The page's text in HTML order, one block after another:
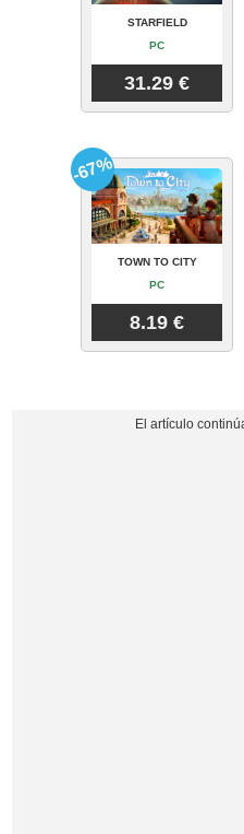
STARFIELD
PC
31.29 €
TOWN TO CITY
PC
8.19 €
-67%